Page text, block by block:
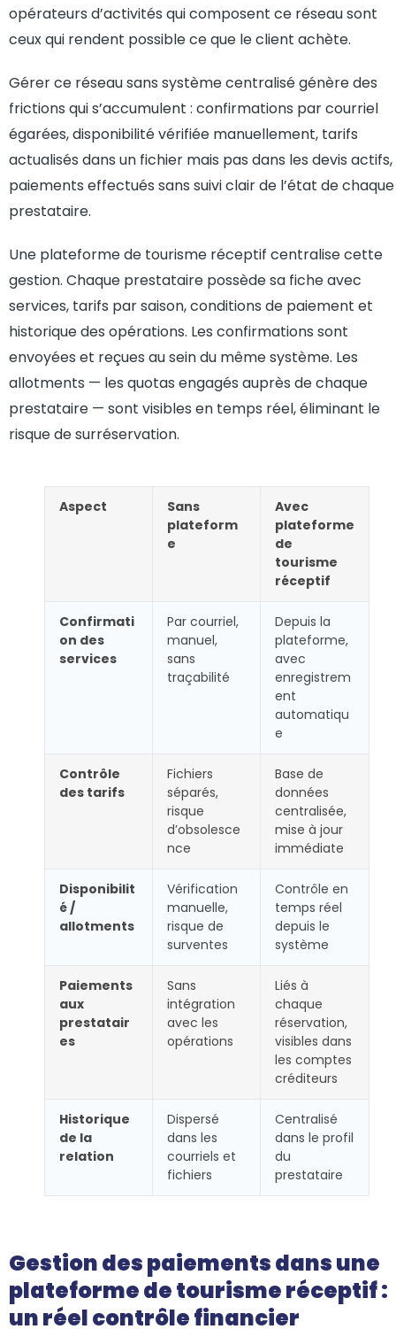
opérateurs d’activités qui composent ce réseau sont
ceux qui rendent possible ce que le client achète.
Gérer ce réseau sans système centralisé génère des
frictions qui s’accumulent : confirmations par courriel
égarées, disponibilité vérifiée manuellement, tarifs
actualisés dans un fichier mais pas dans les devis actifs,
paiements effectués sans suivi clair de l’état de chaque
prestataire.
Une plateforme de tourisme réceptif centralise cette
gestion. Chaque prestataire possède sa fiche avec
services, tarifs par saison, conditions de paiement et
historique des opérations. Les confirmations sont
envoyées et reçues au sein du même système. Les
allotments — les quotas engagés auprès de chaque
prestataire — sont visibles en temps réel, éliminant le
risque de surréservation.
Aspect
Sans
plateform
e
Avec
plateforme
de
tourisme
réceptif
Confirmati
on des
services
Par courriel,
manuel,
sans
traçabilité
Depuis la
plateforme,
avec
enregistrem
ent
automatiqu
e
Contrôle
des tarifs
Fichiers
séparés,
risque
d’obsolesce
nce
Base de
données
centralisée,
mise à jour
immédiate
Disponibilit
é /
allotments
Vérification
manuelle,
risque de
surventes
Contrôle en
temps réel
depuis le
système
Paiements
aux
prestatair
es
Sans
intégration
avec les
opérations
Liés à
chaque
réservation,
visibles dans
les comptes
créditeurs
Historique
de la
relation
Dispersé
dans les
courriels et
fichiers
Centralisé
dans le profil
du
prestataire
Gestion des paiements dans une
plateforme de tourisme réceptif :
un réel contrôle financier